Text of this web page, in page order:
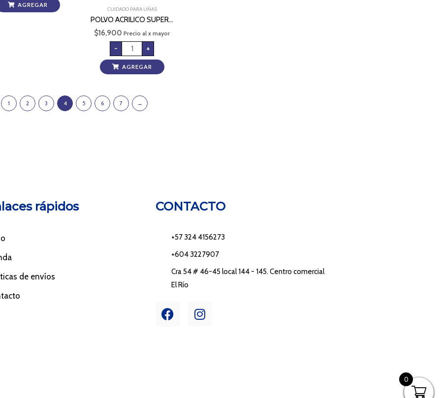
AGREGAR
CUIDADO PARA UÑAS
POLVO ACRILICO SUPER…
$16,900 Precio al x mayor
- +
AGREGAR
1 2 3 4 5 6 7 →
rápidos
de envíos
CONTACTO
+57 324 4156273
+604 3227907
Cra 54 # 46-45 local 144 - 145. Centro comercial
El Río
F
a
I
n
0